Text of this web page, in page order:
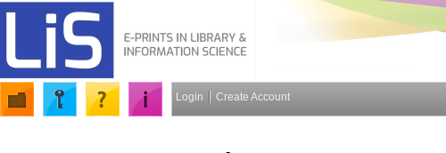
Login Create Account